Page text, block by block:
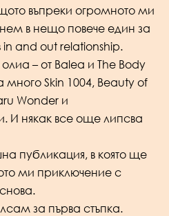
въпреки огромното ми
в нещо повече един за
in and out relationship.
– от Balea и The Body
Skin 1004, Beauty of
Wonder и
И някак все още липсва
публикация, в която ще
ми приключение с
за първа стъпка.